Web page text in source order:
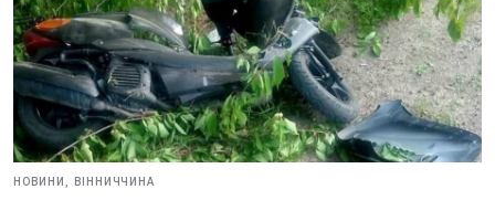
НОВИНИ, ВІННИЧЧИНА